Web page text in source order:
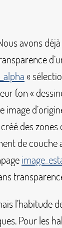
avons
«
(on «
image
créé des
de couche
l’habitude
Pour les